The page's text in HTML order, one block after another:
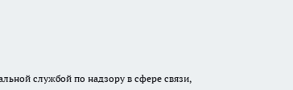
службой по надзору в сфере связи,